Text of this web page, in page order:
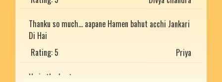
Thanku so much... aapane Hamen bahut acchi Jankari
Di Hai
Rating: 5
He is the best